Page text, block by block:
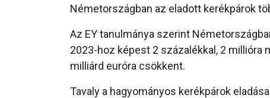
Németországban az eladott kerékpárok
Az EY tanulmánya szerint
2023-hoz képest 2 százalékkal, 2 millióra
milliárd euróra csökkent.
Tavaly a hagyományos kerékpárok